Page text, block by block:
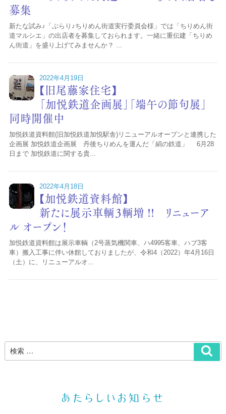
募集
新たな試み♪「ぶらり♪ちりめん街道実行委員会様」では「ちりめん街
道マルシエ」の出店者を募集しておられます。一緒に重伝建「ちりめ
ん街道」を盛り上げてみませんか？ ...
2022年4月19日
【旧尾藤家住宅】
「加悦鉄道企画展」「端午の節句展」
同時開催中
加悦鉄道資料館(旧加悦鉄道加悦駅舎)リニューアルオープンと連携した
企画展 加悦鉄道企画展 丹後ちりめんを運んだ「絹の鉄道」 6月28
日まで 加悦鉄道に関する貴...
2022年4月18日
【加悦鉄道資料館】
新たに展示車輌３輌増 !! リニューア
ル オープン！
加悦鉄道資料館は展示車輌（2号蒸気機関車、ハ4995客車、ハブ3客
車）搬入工事に伴い休館しておりましたが、令和4（2022）年4月16日
（土）に、リニューアルオ...
あたらしいお知らせ